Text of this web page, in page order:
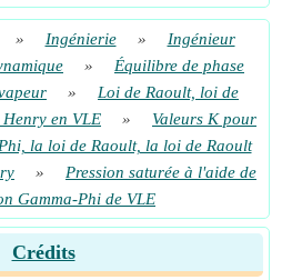
» Ingénierie »
Ingénieur
»
Équilibre de phase
»
Loi de Raoult, loi de
en VLE
»
Valeurs K pour
la loi de Raoult, la loi de Raoult
»
Pression saturée à l'aide de
Gamma-Phi de VLE
Crédits